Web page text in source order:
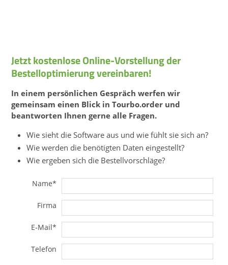
Jetzt kostenlose Online-Vorstellung der
Bestelloptimierung vereinbaren!
In einem persönlichen Gespräch werfen wir
gemeinsam einen Blick in Tourbo.order und
beantworten Ihnen gerne alle Fragen.
Wie sieht die Software aus und wie fühlt sie sich an?
Wie werden die benötigten Daten eingestellt?
Wie ergeben sich die Bestellvorschläge?
Name*
Firma
E-Mail*
Telefon